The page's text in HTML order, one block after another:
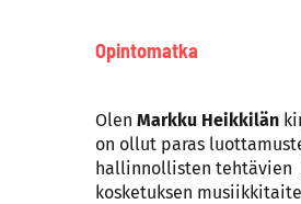
Opintomatka
Olen Markku Heikkilän
on ollut paras
hallinnollisten tehtävien
kosketuksen